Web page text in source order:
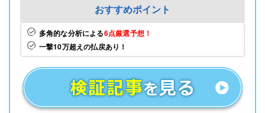
おすすめポイント
多角的な分析による6点厳選予想！
一撃10万超えの払戻あり！